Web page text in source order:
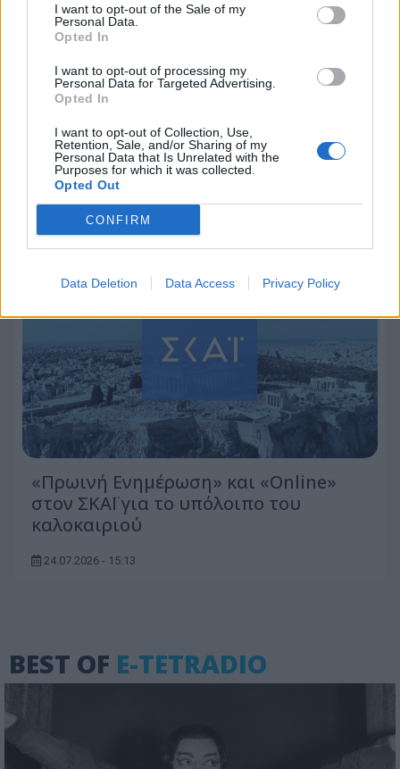
I want to opt-out of the Sale of my
Personal Data.
Opted In
I want to opt-out of processing my
Personal Data for Targeted Advertising.
Opted In
I want to opt-out of Collection, Use,
Retention, Sale, and/or Sharing of my
Personal Data that Is Unrelated with the
Purposes for which it was collected.
Opted Out
CONFIRM
Data Deletion Data Access Privacy Policy
25 νέους δημοσιογράφους προσέλαβε
το ΑΠΕ-ΜΠΕ
04.08.2026 - 11:22
«Πρωινή Ενημέρωση» και «Online»
στον ΣΚΑΪ για το υπόλοιπο του
καλοκαιριού
24.07.2026 - 15:13
BEST OF E-TETRADIO